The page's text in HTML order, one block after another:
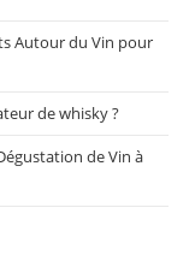
Autour du Vin pour
de whisky ?
de Vin à